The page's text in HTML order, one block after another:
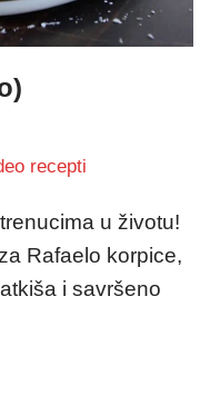
recepti
u životu!
Rafaelo korpice,
i savršeno